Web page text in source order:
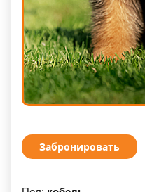
Забронировать